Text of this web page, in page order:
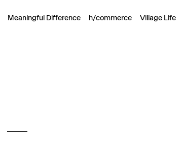
Meaningful Difference h/commerce Village Life